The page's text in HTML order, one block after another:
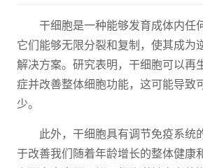
干细胞是一种能够发育成体内任
它们能够无限分裂和复制，使其成为
解决方案。研究表明，干细胞可以再
症并改善整体细胞功能，这可能导致
少。
此外，干细胞具有调节免疫系统
于改善我们随着年龄增长的整体健康